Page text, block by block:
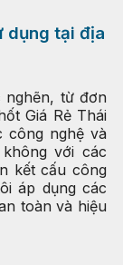
dụng tại địa
nghẽn, từ đơn
Giá Rẻ Thái
công nghệ và
với các
kết cấu công
áp dụng các
toàn và hiệu